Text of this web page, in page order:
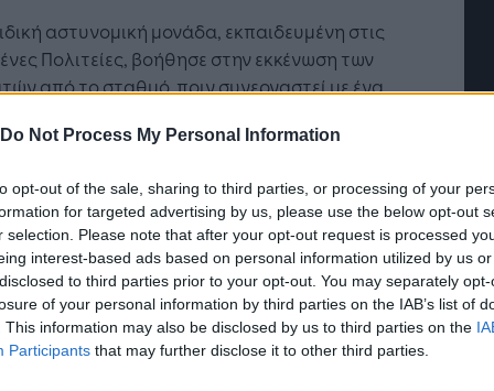
Do Not Process My Personal Information
opt-out of the sale, sharing to third parties, or processing of your
for targeted advertising by us, please use the below opt-out
selection. Please note that after your opt-out request is processed
interest-based ads based on personal information utilized by us
to third parties prior to your opt-out. You may separately
of your personal information by third parties on the IAB’s list of
This information may also be disclosed by us to third parties on the
Participants that may further disclose it to other third parties.
αστυνομική μονάδα, εκπαιδευμένη στις
Πολιτείες, βοήθησε στην εκκένωση των
από το σταθμό, πριν συνεργαστεί με ένα
της Αστυνομίας του Ντουμπάι, δήλωσε
αναγνώρισης προσώπου θα
τους επόμενους μήνες σε όλους τους
του μετρό.
στιγμή, τεχνολογία που χρησιμοποιείται ήδη
καταπολέμηση της εξάπλωσης του